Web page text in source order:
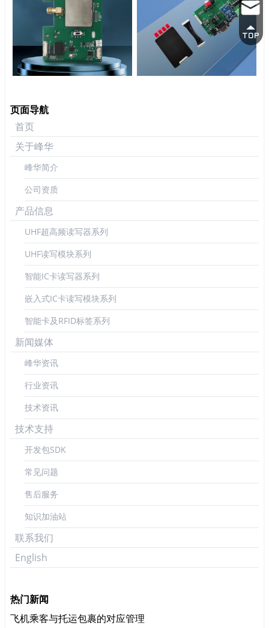
页面导航
首页
关于峰华
峰华简介
公司资质
产品信息
UHF超高频读写器系列
UHF读写模块系列
智能IC卡读写器系列
嵌入式IC卡读写模块系列
智能卡及RFID标签系列
新闻媒体
峰华资讯
行业资讯
技术资讯
技术支持
开发包SDK
常见问题
售后服务
知识加油站
联系我们
English
热门新闻
飞机乘客与托运包裹的对应管理
3337